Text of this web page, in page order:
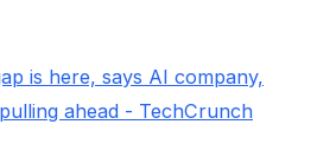
is here, says AI company,
ahead - TechCrunch